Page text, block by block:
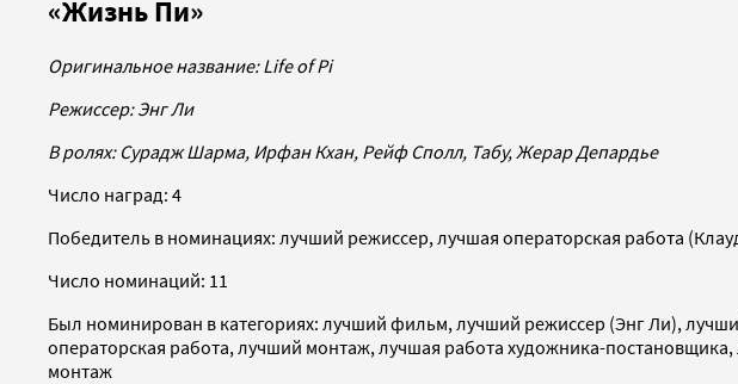
«Жизнь Пи»
Оригинальное название:Life of Pi
Режиссер: Энг Ли
В ролях: Сурадж Шарма, Ирфан Кхан, Рейф Сполл, Табу, Жерар Депардье
Число наград: 4
Победитель в номинациях: лучший режиссер, лучшая операторская работа
Число номинаций: 11
Был номинирован в категориях: лучший фильм, лучший режиссер (Энг Ли),
операторская работа, лучший монтаж, лучшая работа художника-
монтаж